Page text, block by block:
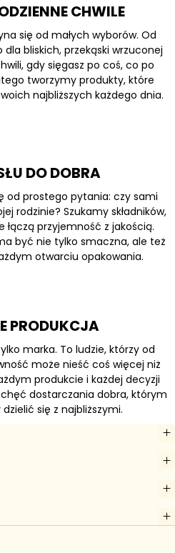
CHWILE
się od małych wyborów. Od
bliskich, przekąski wrzuconej
gdy sięgasz po coś, co po
tworzymy produkty, które
najbliższych każdego dnia.
DO DOBRA
od prostego pytania: czy sami
rodzinie? Szukamy składników,
łączą przyjemność z jakością.
być nie tylko smaczna, ale też
otwarciu opakowania.
PRODUKCJA
marka. To ludzie, którzy od
może nieść coś więcej niż
produkcie i każdej decyzji
dostarczania dobra, którym
się z najbliższymi.